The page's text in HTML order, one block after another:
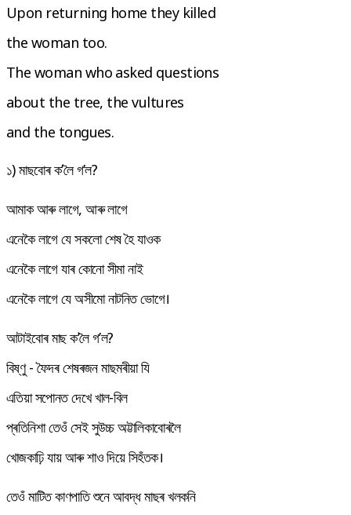
Upon returning home they killed
the woman too.
The woman who asked questions
about the tree, the vultures
and the tongues.
১) মাছবোৰ ক’লৈ গ’ল?
আমাক আৰু লাগে, আৰু লাগে
এনেকৈ লাগে যে সকলো শেষ হৈ যাওক
এনেকৈ লাগে যাৰ কোনো সীমা নাই
এনেকৈ লাগে যে অসীমো নাটনিত ভোগে।
আটাইবোৰ মাছ ক’লৈ গ’ল?
বিষ্ণু - ফৈদৰ শেষৰজন মাছমৰীয়া যি
এতিয়া সপোনত দেখে খাল-বিল
প্ৰতিনিশা তেওঁ সেই সুউচ্চ অট্টালিকাবোৰলৈ
খোজকাঢ়ি যায় আৰু শাও দিয়ে সিহঁতক।
তেওঁ মাটিত কাণপাতি শুনে আবদ্ধ মাছৰ খলকনি